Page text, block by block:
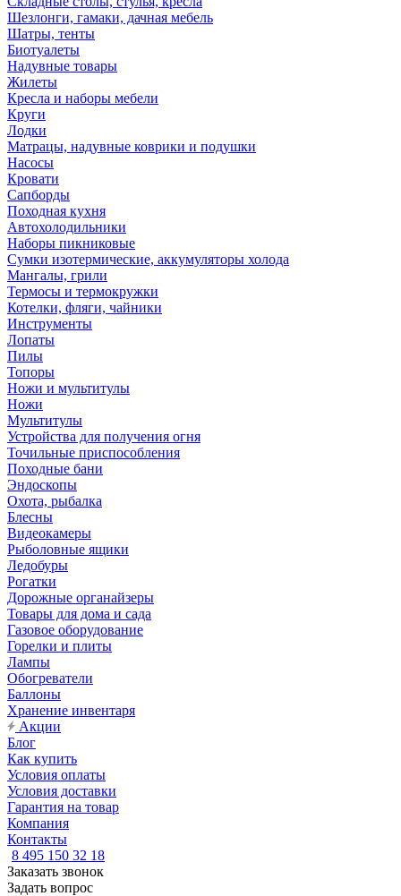
Шезлонги, гамаки, дачная мебель
Шатры, тенты
Биотуалеты
Надувные товары
Жилеты
Кресла и наборы мебели
Круги
Лодки
Матрацы, надувные коврики и подушки
Насосы
Кровати
Сапборды
Походная кухня
Автохолодильники
Наборы пикниковые
Сумки изотермические, аккумуляторы холода
Мангалы, грили
Термосы и термокружки
Котелки, фляги, чайники
Инструменты
Лопаты
Пилы
Топоры
Ножи и мультитулы
Ножи
Мультитулы
Устройства для получения огня
Точильные приспособления
Походные бани
Эндоскопы
Охота, рыбалка
Блесны
Видеокамеры
Рыболовные ящики
Ледобуры
Рогатки
Дорожные органайзеры
Товары для дома и сада
Газовое оборудование
Горелки и плиты
Лампы
Обогреватели
Баллоны
Хранение инвентаря
Акции
Блог
Как купить
Условия оплаты
Условия доставки
Гарантия на товар
Компания
Контакты
8 495 150 32 18
Заказать звонок
Задать вопрос